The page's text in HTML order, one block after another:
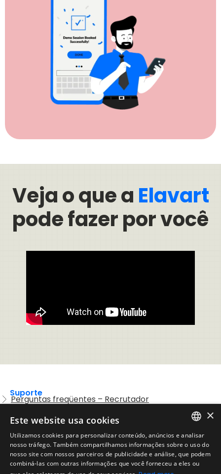
Veja o que a Elavart
pode fazer por você
Suporte
Perguntas freqüentes – Recrutador
Legal
Política de Uso Aceitável
Aviso Legal
ENGLISH
SPANISH
×
Este website usa cookies
Utilizamos cookies para personalizar conteúdo, anúncios e analisar
nosso tráfego. Também compartilhamos informações sobre o uso do
nosso site com nossos parceiros de publicidade e análise, que podem
combiná-las com outras informações que você forneceu a eles ou